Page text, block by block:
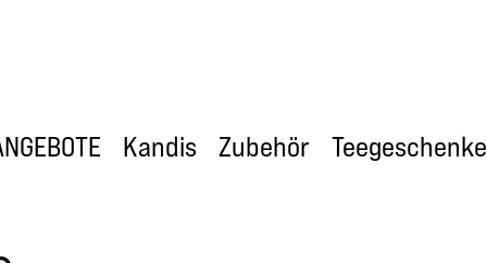
Kandis Zubehör Teegeschenke